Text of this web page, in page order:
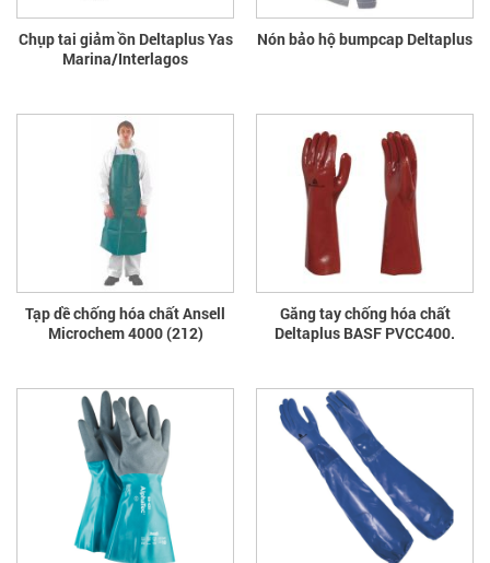
Chụp tai giảm ồn Deltaplus Yas
Marina/Interlagos
Nón bảo hộ bumpcap Deltaplus
Tạp dề chống hóa chất Ansell
Microchem 4000 (212)
Găng tay chống hóa chất
Deltaplus BASF PVCC400.